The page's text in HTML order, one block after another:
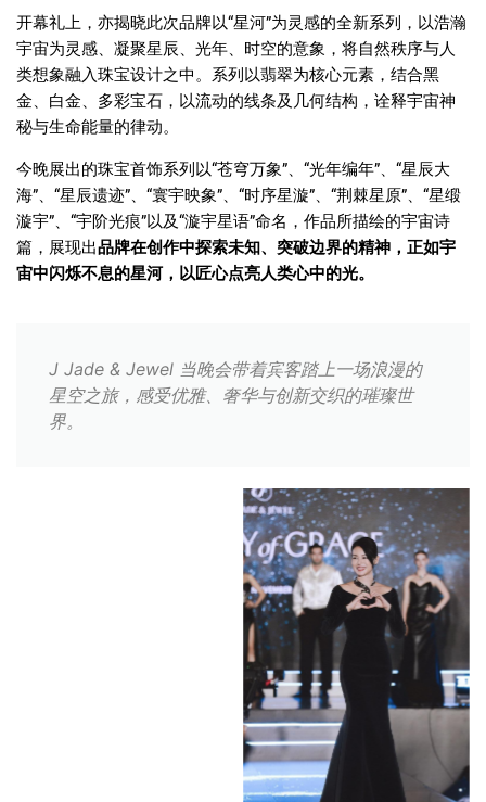
开幕礼上，亦揭晓此次品牌以“星河”为灵感的全新系列，以浩瀚
宇宙为灵感、凝聚星辰、光年、时空的意象，将自然秩序与人
类想象融入珠宝设计之中。系列以翡翠为核心元素，结合黑
金、白金、多彩宝石，以流动的线条及几何结构，诠释宇宙神
秘与生命能量的律动。
今晚展出的珠宝首饰系列以“苍穹万象”、 “光年编年”、 “星辰大
海”、 “星辰遗迹”、 “寰宇映象”、 “时序星漩”、 “荆棘星原”、 “星缎
漩宇”、 “宇阶光痕”以及“漩宇星语”命名，作品所描绘的宇宙诗
篇，展现出品牌在创作中探索未知、突破边界的精神，正如宇
宙中闪烁不息的星河，以匠心点亮人类心中的光。
J Jade & Jewel 当晚会带着宾客踏上一场浪漫的
星空之旅，感受优雅、奢华与创新交织的璀璨世
界。